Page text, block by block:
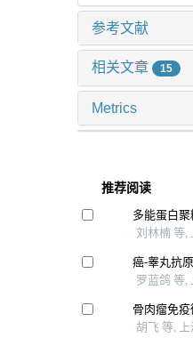
参考文献
相关文章 15
Metrics
推荐阅读
多能蛋白
刘林楠 等,
癌-睾丸抗
罗蓝鸽 等,
骨肉瘤免
胡飞 等,